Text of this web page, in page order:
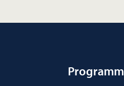
Programm